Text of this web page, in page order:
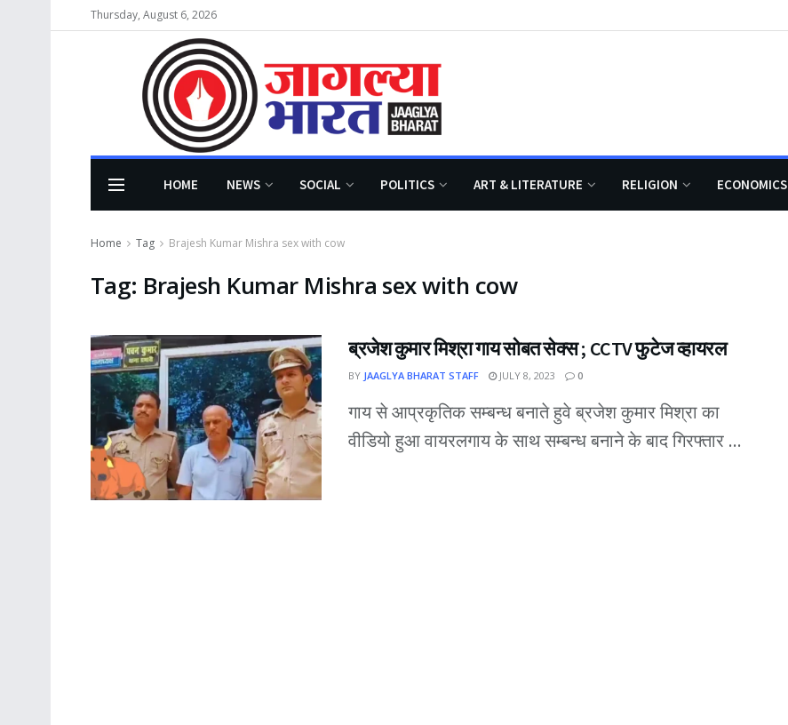
Thursday, August 6, 2026
HOME NEWS SOCIAL POLITICS ART & LITERATURE RELIGION ECONOMICS
Home Tag Brajesh Kumar Mishra sex with cow
Tag: Brajesh Kumar Mishra sex with cow
ब्रजेश कुमार मिश्रा गाय सोबत सेक्स ; CCTV फुटेज व्हायरल
BY JAAGLYA BHARAT STAFF JULY 8, 2023 0
गाय से आप्रकृतिक सम्बन्ध बनाते हुवे ब्रजेश कुमार मिश्रा का
वीडियो हुआ वायरलगाय के साथ सम्बन्ध बनाने के बाद गिरफ्तार ...